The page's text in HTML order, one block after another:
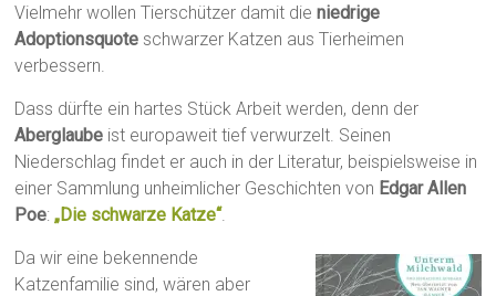
Vielmehr wollen Tierschützer damit dieniedrige
Adoptionsquote schwarzer Katzen aus Tierheimen
verbessern.
Dass dürfte ein hartes Stück Arbeit werden, denn der
Aberglaube ist europaweit tief verwurzelt. Seinen
Niederschlag findet er auch in der Literatur, beispielsweise in
einer Sammlung unheimlicher Geschichten von Edgar Allen
Poe:„Die schwarze Katze“.
Da wir eine bekennende
Katzenfamilie sind, wären aber